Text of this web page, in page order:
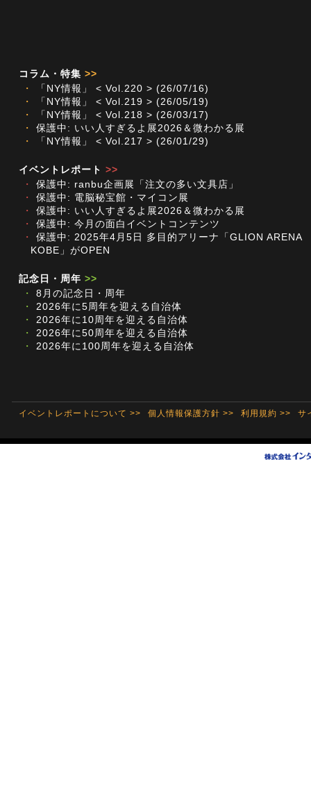
コラム・特集 >>
・
「NY情報」 < Vol.220 > (26/07/16)
・
「NY情報」 < Vol.219 > (26/05/19)
・
「NY情報」 < Vol.218 > (26/03/17)
・
保護中: いい人すぎるよ展2026＆微わかる展
・
「NY情報」 < Vol.217 > (26/01/29)
イベントレポート >>
・
保護中: ranbu企画展「注文の多い文具店」
・
保護中: 電脳秘宝館・マイコン展
・
保護中: いい人すぎるよ展2026＆微わかる展
・
保護中: 今月の面白イベントコンテンツ
・
保護中: 2025年4月5日 多目的アリーナ「GLION ARENA
KOBE」がOPEN
記念日・周年 >>
・
8月の記念日・周年
・
2026年に5周年を迎える自治体
・
2026年に10周年を迎える自治体
・
2026年に50周年を迎える自治体
・
2026年に100周年を迎える自治体
イベントレポートについて >> 個人情報保護方針 >> 利用規約 >> サ